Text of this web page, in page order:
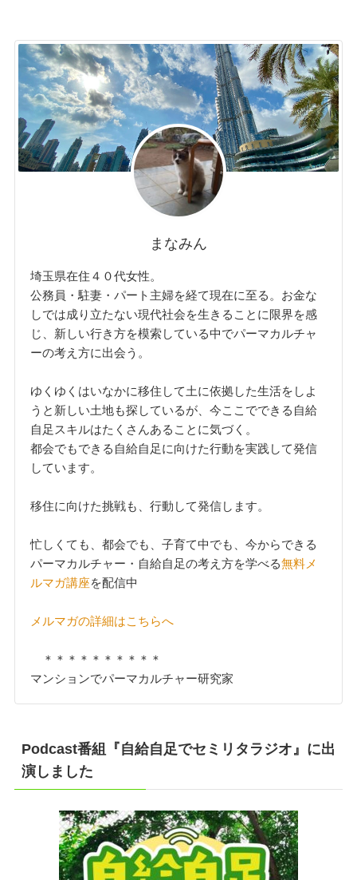
まなみん
埼玉県在住４０代女性。
公務員・駐妻・パート主婦を経て現在に至る。お金な
しでは成り立たない現代社会を生きることに限界を感
じ、新しい行き方を模索している中でパーマカルチャ
ーの考え方に出会う。
ゆくゆくはいなかに移住して土に依拠した生活をしよ
うと新しい土地も探しているが、今ここでできる自給
自足スキルはたくさんあることに気づく。
都会でもできる自給自足に向けた行動を実践して発信
しています。
移住に向けた挑戦も、行動して発信します。
忙しくても、都会でも、子育て中でも、今からできる
パーマカルチャー・自給自足の考え方を学べる無料メ
ルマガ講座を配信中
メルマガの詳細はこちらへ
＊＊＊＊＊＊＊＊＊＊
マンションでパーマカルチャー研究家
Podcast番組『自給自足でセミリタラジオ』に出
演しました